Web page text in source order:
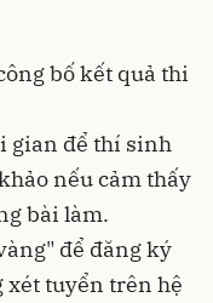
bố kết quả thi
gian để thí sinh
nếu cảm thấy
bài làm.
để đăng ký
tuyển trên hệ